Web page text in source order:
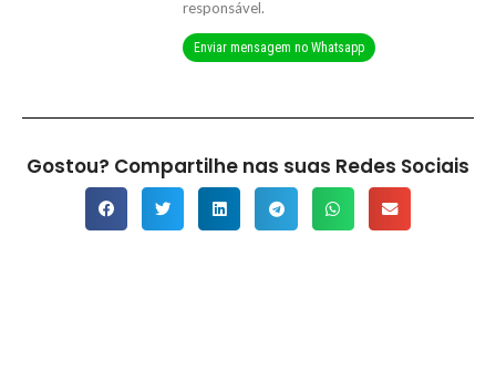
responsável.
Enviar mensagem no Whatsapp
Gostou? Compartilhe nas suas Redes Sociais